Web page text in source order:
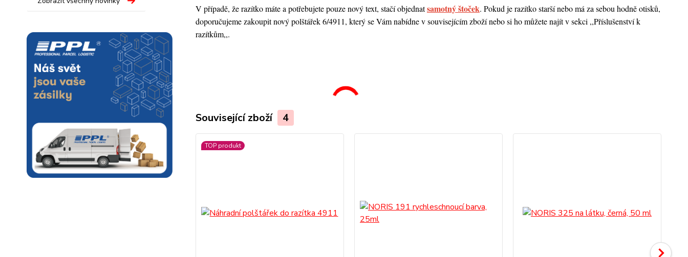
V případě, že razítko máte a potřebujete pouze nový text, stačí objednatsamotný štoček. Pokud je razítko starší nebo má za sebou hodně otisků,
doporučujeme zakoupit nový polštářek 6/4911, který se Vám nabídne v souvisejícím zboží nebo si ho můžete najít v sekci ,,Příslušenství k
razítkům,,.
Související zboží 4
TOP produkt